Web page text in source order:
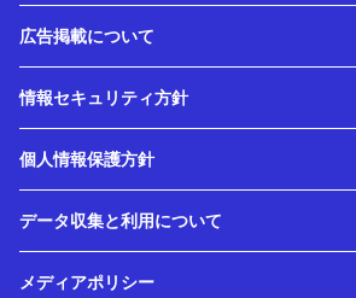
広告掲載について
情報セキュリティ方針
個人情報保護方針
データ収集と利用について
メディアポリシー